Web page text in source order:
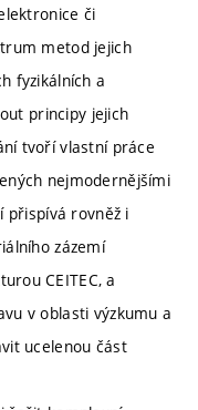
či
metod jejich
fyzikálních a
principy jejich
tvoří vlastní práce
nejmodernějšími
přispívá rovněž i
zázemí
CEITEC, a
v oblasti výzkumu a
ucelenou část